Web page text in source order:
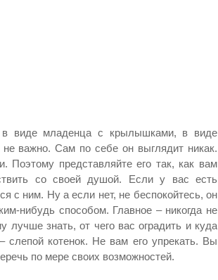
виде младенца с крылышками, в виде
важно. Сам по себе он выглядит никак.
представляйте его так, как вам
со своей душой. Если у вас есть
с ним. Ну а если нет, не беспокойтесь, он
нибудь способом. Главное – никогда не
знать, от чего вас оградить и куда
слепой котенок. Не вам его упрекать. Вы
по мере своих возможностей.